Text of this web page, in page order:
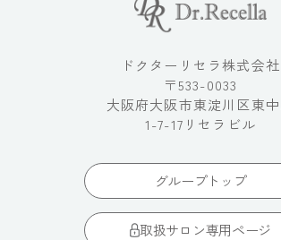
ドクターリセラ株式会社
〒533-0033
大阪府大阪市東淀川区東
1-7-17リセラビル
グループトップ
取扱サロン専用ページ